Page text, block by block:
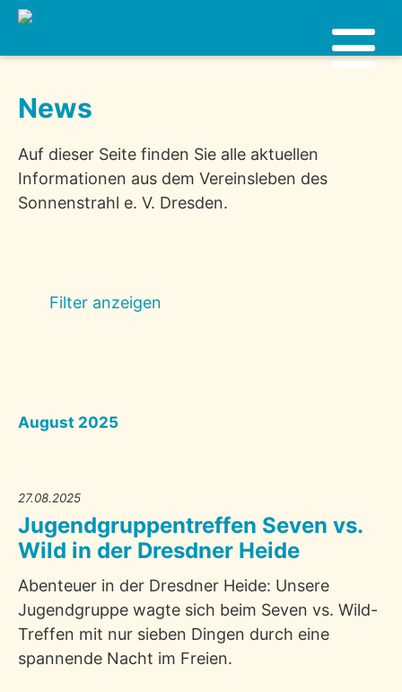
News
Auf dieser Seite finden Sie alle aktuellen
Informationen aus dem Vereinsleben des
Sonnenstrahl e. V. Dresden.
Filter anzeigen
August 2025
27.08.2025
Jugendgruppentreffen Seven vs.
Wild in der Dresdner Heide
Abenteuer in der Dresdner Heide: Unsere
Jugendgruppe wagte sich beim Seven vs. Wild-
Treffen mit nur sieben Dingen durch eine
spannende Nacht im Freien.